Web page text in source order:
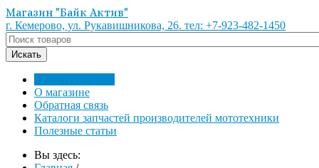
Магазин "Байк Актив"
г. Кемерово, ул. Рукавишникова, 26. тел: +7-923-482-1450
О магазине
Обратная связь
Каталоги запчастей производителей мототехники
Полезные статьи
Вы здесь: